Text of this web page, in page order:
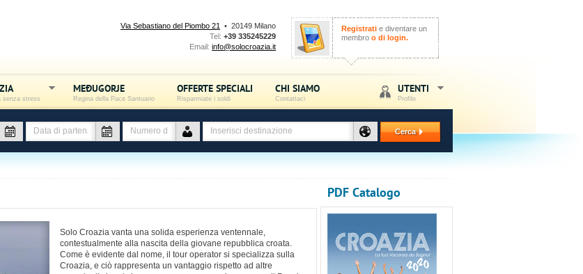
Via Sebastiano del Piombo 21
• 20149 Milano
Tel: +39 335245229
Email: info@solocroazia.it
Registrati e diventare un
membro o di login.
senza stress
MEĐUGORJE
Regina della Pace Santuario
OFFERTE SPECIALI
Risparmiate i soldi
CHI SIAMO
Contattaci
UTENTI
Profilo
Cerca
Solo Croazia vanta una solida esperienza ventennale,
contestualmente alla nascita della giovane repubblica croata.
Come è evidente dal nome, il tour operator si specializza sulla
Croazia, e ciò rappresenta un vantaggio rispetto ad altre
PDF Catalogo